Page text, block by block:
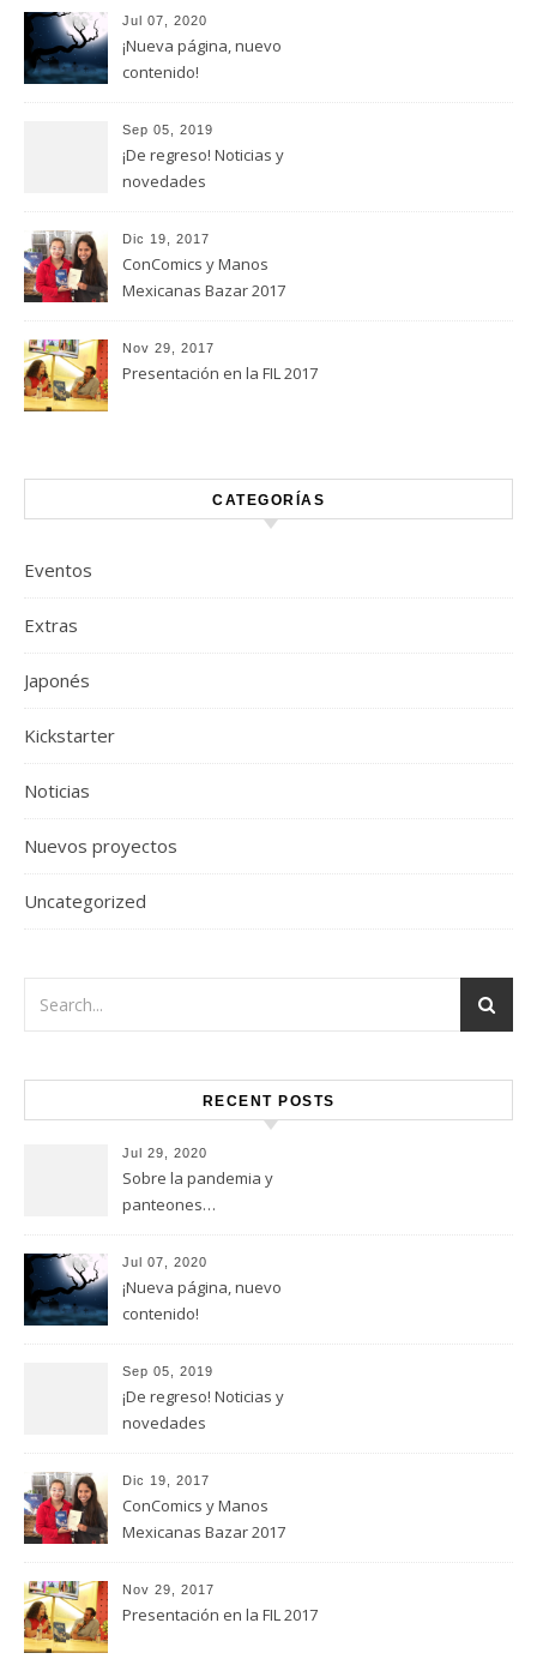
Jul 07, 2020
¡Nueva página, nuevo
contenido!
Sep 05, 2019
¡De regreso! Noticias y
novedades
Dic 19, 2017
ConComics y Manos
Mexicanas Bazar 2017
Nov 29, 2017
Presentación en la FIL 2017
CATEGORÍAS
Eventos
Extras
Japonés
Kickstarter
Noticias
Nuevos proyectos
Uncategorized
RECENT POSTS
Jul 29, 2020
Sobre la pandemia y
panteones…
Jul 07, 2020
¡Nueva página, nuevo
contenido!
Sep 05, 2019
¡De regreso! Noticias y
novedades
Dic 19, 2017
ConComics y Manos
Mexicanas Bazar 2017
Nov 29, 2017
Presentación en la FIL 2017